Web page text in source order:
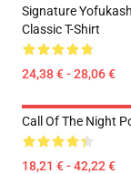
Signature
Classic T-Shirt
24,38 € - 28,06 €
Call Of The Night
18,21 € - 42,22 €